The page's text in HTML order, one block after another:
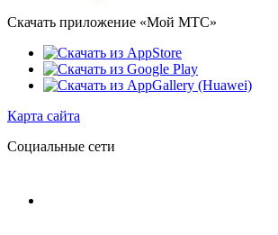
Скачать приложение «Мой МТС»
Карта сайта
Социальные сети